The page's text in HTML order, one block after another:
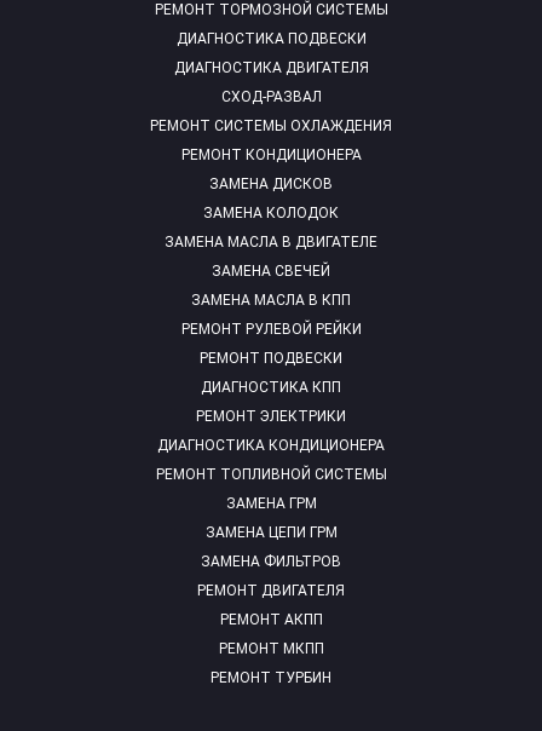
РЕМОНТ ТОРМОЗНОЙ СИСТЕМЫ
ДИАГНОСТИКА ПОДВЕСКИ
ДИАГНОСТИКА ДВИГАТЕЛЯ
СХОД-РАЗВАЛ
РЕМОНТ СИСТЕМЫ ОХЛАЖДЕНИЯ
РЕМОНТ КОНДИЦИОНЕРА
ЗАМЕНА ДИСКОВ
ЗАМЕНА КОЛОДОК
ЗАМЕНА МАСЛА В ДВИГАТЕЛЕ
ЗАМЕНА СВЕЧЕЙ
ЗАМЕНА МАСЛА В КПП
РЕМОНТ РУЛЕВОЙ РЕЙКИ
РЕМОНТ ПОДВЕСКИ
ДИАГНОСТИКА КПП
РЕМОНТ ЭЛЕКТРИКИ
ДИАГНОСТИКА КОНДИЦИОНЕРА
РЕМОНТ ТОПЛИВНОЙ СИСТЕМЫ
ЗАМЕНА ГРМ
ЗАМЕНА ЦЕПИ ГРМ
ЗАМЕНА ФИЛЬТРОВ
РЕМОНТ ДВИГАТЕЛЯ
РЕМОНТ АКПП
РЕМОНТ МКПП
РЕМОНТ ТУРБИН